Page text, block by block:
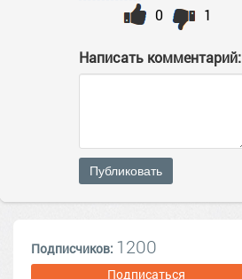
1
0
Написать комментарий:
Публиковать
Подписчиков: 1200
Подписаться